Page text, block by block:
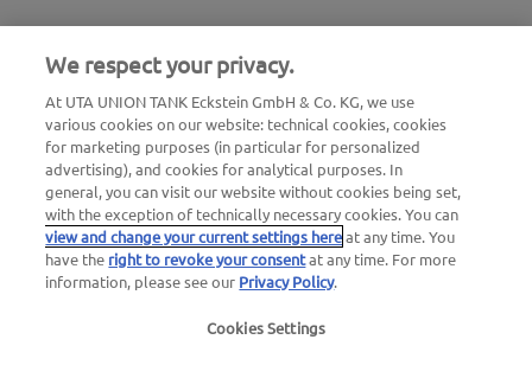
Numéro d'appel d'urgence pour dépannage 24h/24
00800 - 88 27 37 84 (gratuit)
Numéro d'appel d'urgence en cas de blocage de carte
00800 88 226 226 (gratuit
We respect your privacy.
At UTA UNION TANK Eckstein GmbH & Co. KG, we use
various cookies on our website: technical cookies, cookies
for marketing purposes (in particular for personalized
advertising), and cookies for analytical purposes. In
general, you can visit our website without cookies being set,
with the exception of technically necessary cookies. You can
view and change your current settings hereat any time. You
have the right to revoke your consentat any time. For more
information, please see our Privacy Policy.
Cookies Settings